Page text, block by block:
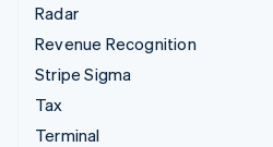
Radar
Revenue Recognition
Stripe Sigma
Tax
Terminal